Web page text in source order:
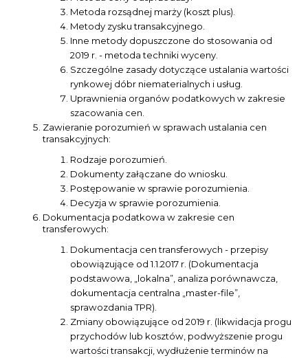
Metoda rozsądnej marży (koszt plus).
Metody zysku transakcyjnego.
Inne metody dopuszczone do stosowania od
2019 r. - metoda techniki wyceny.
Szczególne zasady dotyczące ustalania wartości
rynkowej dóbr niematerialnych i usług.
Uprawnienia organów podatkowych w zakresie
szacowania cen.
Zawieranie porozumień w sprawach ustalania cen
transakcyjnych:
Rodzaje porozumień.
Dokumenty załączane do wniosku.
Postępowanie w sprawie porozumienia.
Decyzja w sprawie porozumienia.
Dokumentacja podatkowa w zakresie cen
transferowych:
Dokumentacja cen transferowych - przepisy
obowiązujące od 1.1.2017 r. (Dokumentacja
podstawowa, „lokalna”, analiza porównawcza,
dokumentacja centralna „master-file”,
sprawozdania TPR).
Zmiany obowiązujące od 2019 r. (likwidacja progu
przychodów lub kosztów, podwyższenie progu
wartości transakcji, wydłużenie terminów na